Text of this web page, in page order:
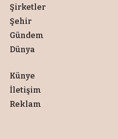
Şirketler
Şehir
Gündem
Dünya
Künye
İletişim
Reklam